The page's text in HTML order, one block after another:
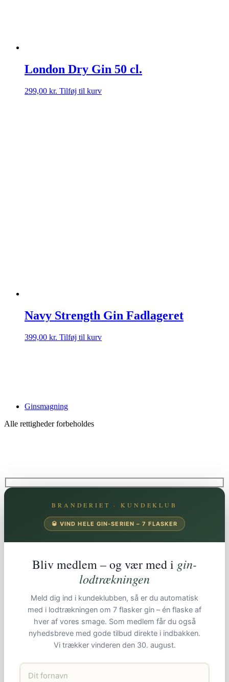
London Dry Gin 50 cl.
299,00 kr. Tilføj til kurv
Navy Strength Gin Fadlageret
399,00 kr. Tilføj til kurv
Ginsmagning
Alle rettigheder forbeholdes
BRANDERIET · KUNDEKLUB
🥃 VIND HELE GIN-SERIEN – 7 FLASKER
Bliv medlem – og vær med i gin-
lodtrækningen
Meld dig ind i kundeklubben, så er du automatisk
med i lodtrækningen om 7 flasker gin – én flaske af
hver af vores smage. Som medlem får du også
nyhedsbreve med gode tilbud direkte i indbakken.
Vi trækker vinderen den 30. august.